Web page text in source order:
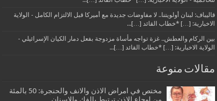
قاليباف: لبنان أولويتنا.. لا مفاوضات جديدة مع أميركا قبل الالتزام الكامل - الولاية
الاخبارية: […] *خطاب القائد […]...
بين الركام والعطش.. غزة تواجه مأساة مزدوجة بفعل دمار الكيان الإسرائيلي -
الولاية الاخبارية: […] *خطاب القائد […]...
مقالات منوعة
مختص في امراض الاذن والانف والحنجرة: 50 بالمئة